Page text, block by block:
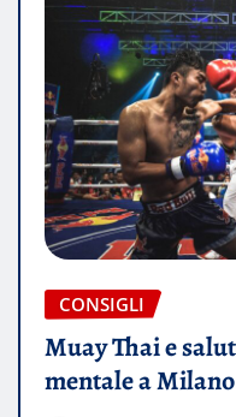
CONSIGLI
Muay Thai e
mentale a Milano